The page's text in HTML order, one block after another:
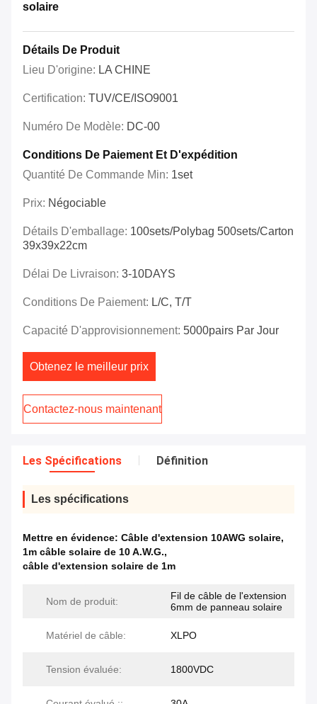
solaire
Détails De Produit
Lieu D'origine: LA CHINE
Certification: TUV/CE/ISO9001
Numéro De Modèle: DC-00
Conditions De Paiement Et D'expédition
Quantité De Commande Min: 1set
Prix: Négociable
Détails D'emballage: 100sets/polybag 500sets/carton
39x39x22cm
Délai De Livraison: 3-10DAYS
Conditions De Paiement: L/C, T/T
Capacité D'approvisionnement: 5000pairs Par Jour
Obtenez le meilleur prix
Contactez-nous maintenant
Les Spécifications Définition
Les spécifications
Mettre en évidence: Câble d'extension 10AWG solaire,
1m câble solaire de 10 A.W.G.,
câble d'extension solaire de 1m
Nom de produit:
Fil de câble de l'extension
6mm de panneau solaire
Matériel de câble: XLPO
Tension évaluée: 1800VDC